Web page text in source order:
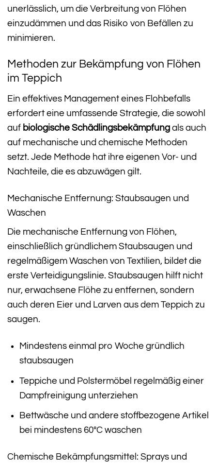
unerlässlich, um die Verbreitung von Flöhen
einzudämmen und das Risiko von Befällen zu
minimieren.
Methoden zur Bekämpfung von Flöhen
im Teppich
Ein effektives Management eines Flohbefalls
erfordert eine umfassende Strategie, die sowohl
auf biologische Schädlingsbekämpfung als auch
auf mechanische und chemische Methoden
setzt. Jede Methode hat ihre eigenen Vor- und
Nachteile, die es abzuwägen gilt.
Mechanische Entfernung: Staubsaugen und
Waschen
Die mechanische Entfernung von Flöhen,
einschließlich gründlichem Staubsaugen und
regelmäßigem Waschen von Textilien, bildet die
erste Verteidigungslinie. Staubsaugen hilft nicht
nur, erwachsene Flöhe zu entfernen, sondern
auch deren Eier und Larven aus dem Teppich zu
saugen.
Mindestens einmal pro Woche gründlich
staubsaugen
Teppiche und Polstermöbel regelmäßig einer
Dampfreinigung unterziehen
Bettwäsche und andere stoffbezogene Artikel
bei mindestens 60°C waschen
Chemische Bekämpfungsmittel: Sprays und